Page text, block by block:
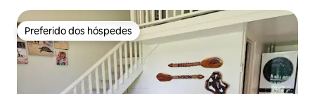
Preferido dos hóspedes
Preferido dos hóspedes